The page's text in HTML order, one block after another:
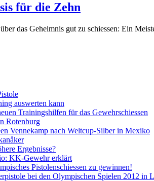
für die Zehn
das Geheimnis gut zu schiessen: Ein
auswerten kann
Trainingshilfen für das Gewehrschiessen
Rotenburg
Vennekamp nach Weltcup-Silber in Mexiko
Ergebnisse?
KK-Gewehr erklärt
Pistolenschiessen zu gewinnen!
bei den Olympischen Spielen 2012 in